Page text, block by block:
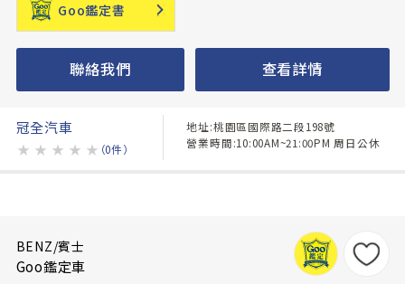
Goo鑑定書
聯絡我們 查看詳情
冠全汽車
★ ★ ★ ★ ★ （0件）
地址:桃園區國際路二段198號
營業時間:10:00AM~21:00PM 周日公休
BENZ/賓士
Goo鑑定車